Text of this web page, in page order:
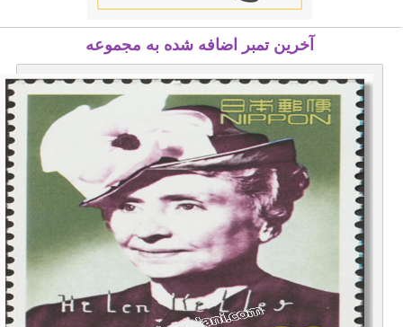
آخرین تمبر اضافه شده به مجموعه